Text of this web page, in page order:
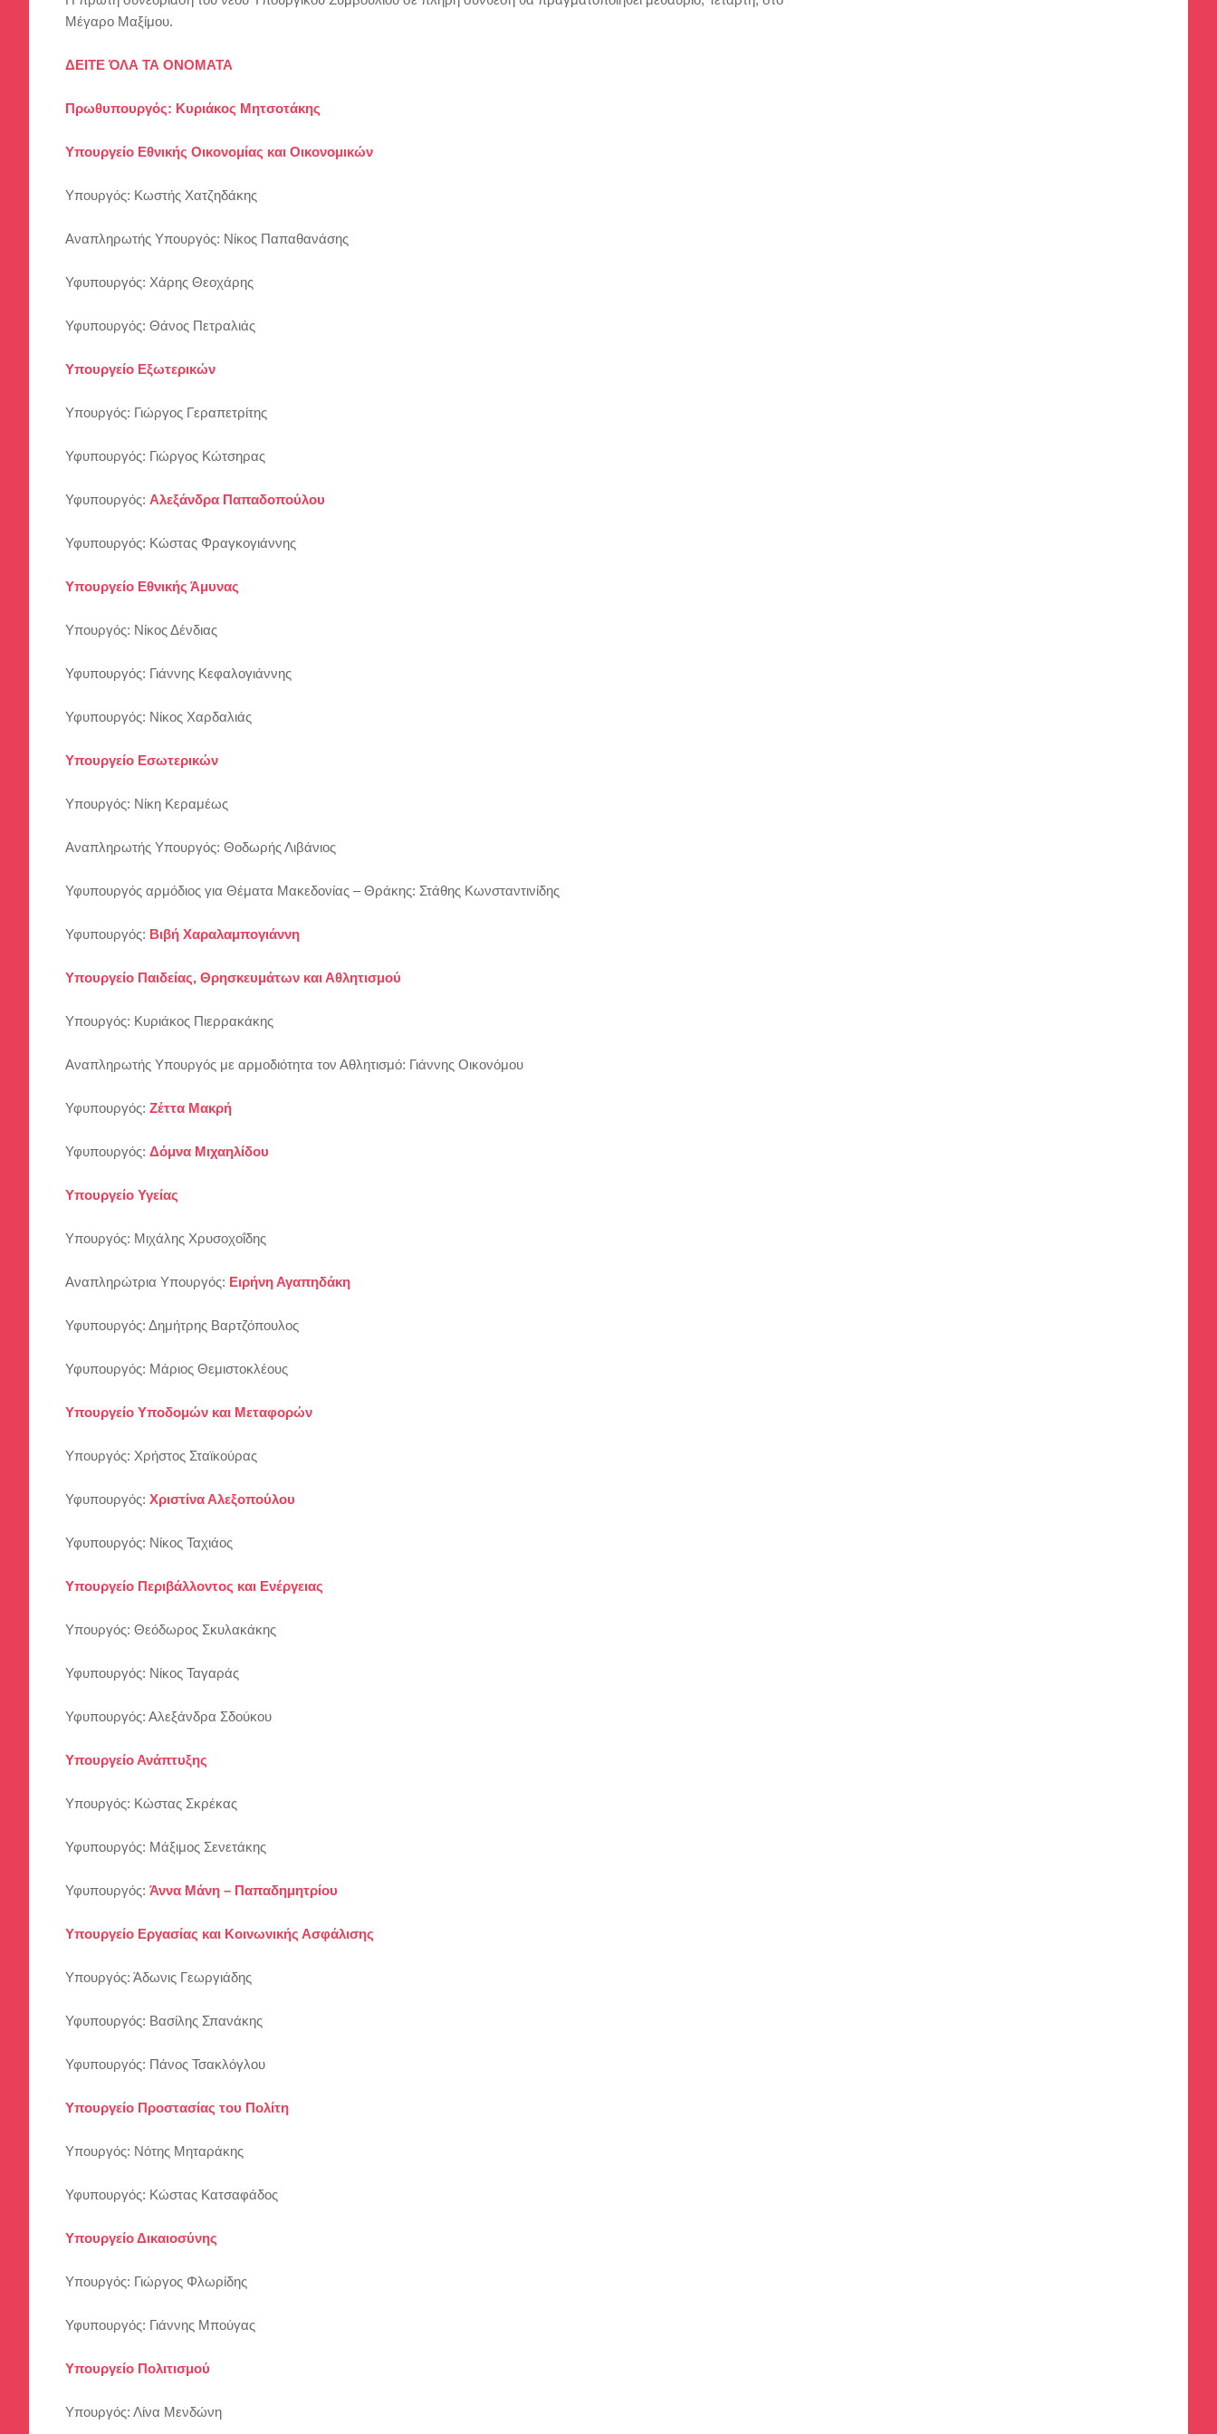
Μέγαρο Μαξίμου.
ΔΕΙΤΕ ΌΛΑ ΤΑ ΟΝΟΜΑΤΑ
Πρωθυπουργός: Κυριάκος Μητσοτάκης
Υπουργείο Εθνικής Οικονομίας και Οικονομικών
Υπουργός: Κωστής Χατζηδάκης
Αναπληρωτής Υπουργός: Νίκος Παπαθανάσης
Υφυπουργός: Χάρης Θεοχάρης
Υφυπουργός: Θάνος Πετραλιάς
Υπουργείο Εξωτερικών
Υπουργός: Γιώργος Γεραπετρίτης
Υφυπουργός: Γιώργος Κώτσηρας
Υφυπουργός: Αλεξάνδρα Παπαδοπούλου
Υφυπουργός: Κώστας Φραγκογιάννης
Υπουργείο Εθνικής Άμυνας
Υπουργός: Νίκος Δένδιας
Υφυπουργός: Γιάννης Κεφαλογιάννης
Υφυπουργός: Νίκος Χαρδαλιάς
Υπουργείο Εσωτερικών
Υπουργός: Νίκη Κεραμέως
Αναπληρωτής Υπουργός: Θοδωρής Λιβάνιος
Υφυπουργός αρμόδιος για Θέματα Μακεδονίας – Θράκης: Στάθης Κωνσταντινίδης
Υφυπουργός: Βιβή Χαραλαμπογιάννη
Υπουργείο Παιδείας, Θρησκευμάτων και Αθλητισμού
Υπουργός: Κυριάκος Πιερρακάκης
Αναπληρωτής Υπουργός με αρμοδιότητα τον Αθλητισμό: Γιάννης Οικονόμου
Υφυπουργός: Ζέττα Μακρή
Υφυπουργός: Δόμνα Μιχαηλίδου
Υπουργείο Υγείας
Υπουργός: Μιχάλης Χρυσοχοΐδης
Αναπληρώτρια Υπουργός: Ειρήνη Αγαπηδάκη
Υφυπουργός: Δημήτρης Βαρτζόπουλος
Υφυπουργός: Μάριος Θεμιστοκλέους
Υπουργείο Υποδομών και Μεταφορών
Υπουργός: Χρήστος Σταϊκούρας
Υφυπουργός: Χριστίνα Αλεξοπούλου
Υφυπουργός: Νίκος Ταχιάος
Υπουργείο Περιβάλλοντος και Ενέργειας
Υπουργός: Θεόδωρος Σκυλακάκης
Υφυπουργός: Νίκος Ταγαράς
Υφυπουργός: Αλεξάνδρα Σδούκου
Υπουργείο Ανάπτυξης
Υπουργός: Κώστας Σκρέκας
Υφυπουργός: Μάξιμος Σενετάκης
Υφυπουργός: Άννα Μάνη – Παπαδημητρίου
Υπουργείο Εργασίας και Κοινωνικής Ασφάλισης
Υπουργός: Άδωνις Γεωργιάδης
Υφυπουργός: Βασίλης Σπανάκης
Υφυπουργός: Πάνος Τσακλόγλου
Υπουργείο Προστασίας του Πολίτη
Υπουργός: Νότης Μηταράκης
Υφυπουργός: Κώστας Κατσαφάδος
Υπουργείο Δικαιοσύνης
Υπουργός: Γιώργος Φλωρίδης
Υφυπουργός: Γιάννης Μπούγας
Υπουργείο Πολιτισμού
Υπουργός: Λίνα Μενδώνη